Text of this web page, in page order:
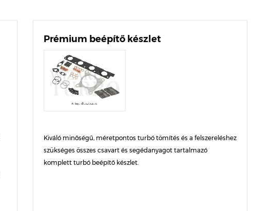
Prémium beépítő készlet
Kiváló minőségű, méretpontos turbó tömítés és a felszereléshez
szükséges összes csavart és segédanyagot tartalmazó
komplett turbó beépítő készlet.